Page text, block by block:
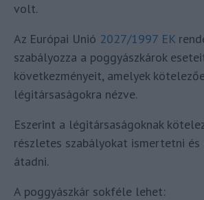
volt.
Az Európai Unió 2027/1997 EK
szabályozza a poggyászkárok
következményeit, amelyek
légitársaságokra nézve.
Eszerint a légitársaságoknak
részletes szabályokat ismertetni és
átadni.
A poggyászkár sokféle lehet: